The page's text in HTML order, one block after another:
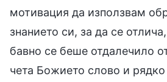
мотивация да използвам
знанието си, за да се
бавно се беше отдалечило
чета Божието слово и